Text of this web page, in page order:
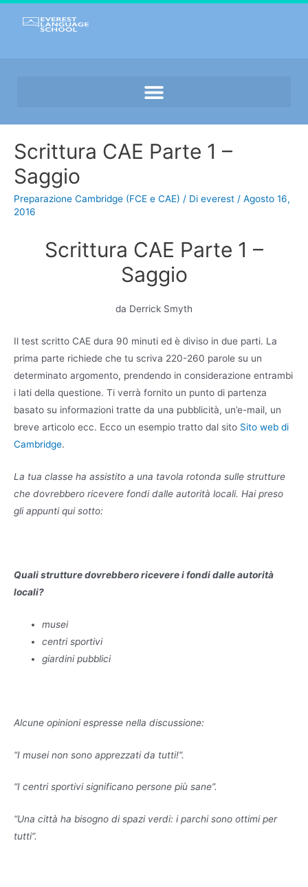
Scrittura CAE Parte 1 –
Saggio
Preparazione Cambridge (FCE e CAE) / Di everest / Agosto 16,
2016
Scrittura CAE Parte 1 –
Saggio
da Derrick Smyth
Il test scritto CAE dura 90 minuti ed è diviso in due parti. La
prima parte richiede che tu scriva 220-260 parole su un
determinato argomento, prendendo in considerazione entrambi
i lati della questione. Ti verrà fornito un punto di partenza
basato su informazioni tratte da una pubblicità, un’e-mail, un
breve articolo ecc. Ecco un esempio tratto dal sito Sito web di
Cambridge.
La tua classe ha assistito a una tavola rotonda sulle strutture
che dovrebbero ricevere fondi dalle autorità locali. Hai preso
gli appunti qui sotto:
Quali strutture dovrebbero ricevere i fondi dalle autorità
locali?
musei
centri sportivi
giardini pubblici
Alcune opinioni espresse nella discussione:
“I musei non sono apprezzati da tutti!”.
“I centri sportivi significano persone più sane”.
“Una città ha bisogno di spazi verdi: i parchi sono ottimi per
tutti”.